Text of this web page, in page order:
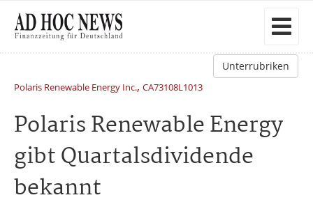
Unterrubriken
Polaris Renewable Energy Inc., CA73108L1013
Polaris Renewable Energy
gibt Quartalsdividende
bekannt